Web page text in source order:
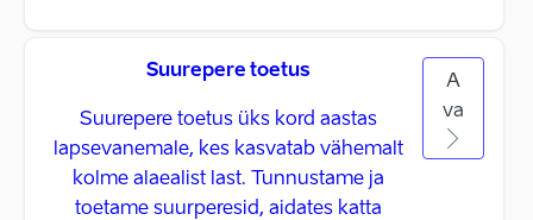
Suurepere toetus
Suurepere toetus üks kord aastas
lapsevanemale, kes kasvatab vähemalt
kolme alaealist last. Tunnustame ja
toetame suurperesid, aidates katta
A
va